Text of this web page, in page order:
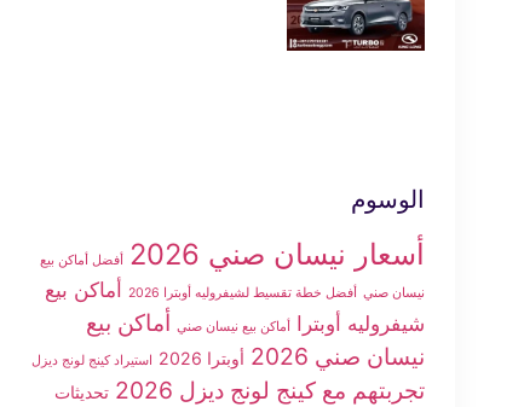
الوسوم
أسعار نيسان صني 2026 أفضل أماكن بيع
نيسان صني أفضل خطة تقسيط لشيفروليه أوبترا 2026
أماكن بيع
شيفروليه أوبترا أماكن بيع نيسان صني أماكن بيع
نيسان صني 2026
أوبترا 2026 استيراد كينج لونج ديزل
تجربتهم مع كينج لونج ديزل 2026
تحديثات